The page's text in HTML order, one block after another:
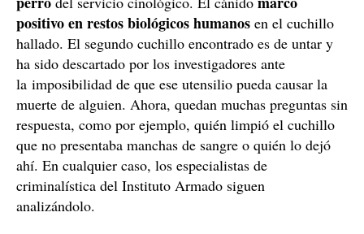
positivo en restos biológicos humanos en el cuchillo
hallado. El segundo cuchillo encontrado es de untar y
ha sido descartado por los investigadores ante
la imposibilidad de que ese utensilio pueda causar la
muerte de alguien. Ahora, quedan muchas preguntas sin
respuesta, como por ejemplo, quién limpió el cuchillo
que no presentaba manchas de sangre o quién lo dejó
ahí. En cualquier caso, los especialistas de
criminalística del Instituto Armado siguen
analizándolo.